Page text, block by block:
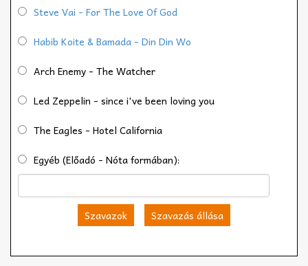
Steve Vai - For The Love Of God
Habib Koite & Bamada - Din Din Wo
Arch Enemy - The Watcher
Led Zeppelin - since i've been loving you
The Eagles - Hotel California
Egyéb (Előadó - Nóta formában):
Szavazok Szavazás állása